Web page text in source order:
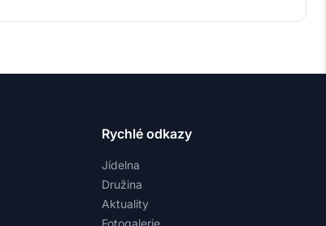
Rychlé odkazy
Jídelna
Družina
Aktuality
Fotogalerie